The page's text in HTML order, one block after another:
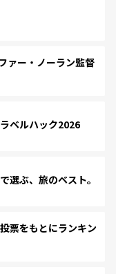
ァー・ノーラン監督
ベルハック2026
ぶ、旅のベスト。
票をもとにランキン